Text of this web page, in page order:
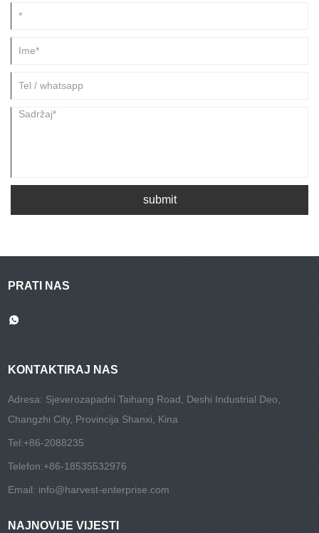
submit
PRATI NAS
KONTAKTIRAJ NAS
Adresa: Sjeverozapadni Taihang Road, Deshi Industrial Deo,
Changzhi City, Provincija Shanxi, Kina
Tel:+86-2088235
Telefon:+86-18535532976
Email: info@harvest-enterprise.com
NAJNOVIJE VIJESTI